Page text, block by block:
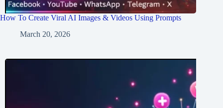
How To Create Viral AI Images & Videos Using Prompts
March 20, 2026